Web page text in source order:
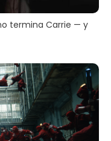
termina Carrie — y